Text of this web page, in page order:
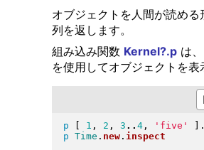
オブジェクトを人間が読め
列を返します。
組み込み関数 Kernel?.pは、
を使用してオブジェクトを表
p 1 , 2 , 3 .. 4, 'five' .
p Time . new. inspect